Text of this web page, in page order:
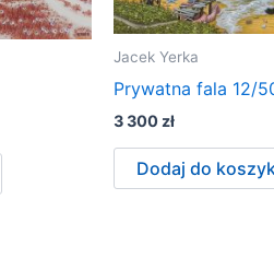
Jacek Yerka
Prywatna fala 12/
3 300 zł
Dodaj do